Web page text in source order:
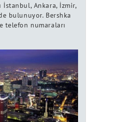
İstanbul, Ankara, İzmir,
bulunuyor. Bershka
telefon numaraları